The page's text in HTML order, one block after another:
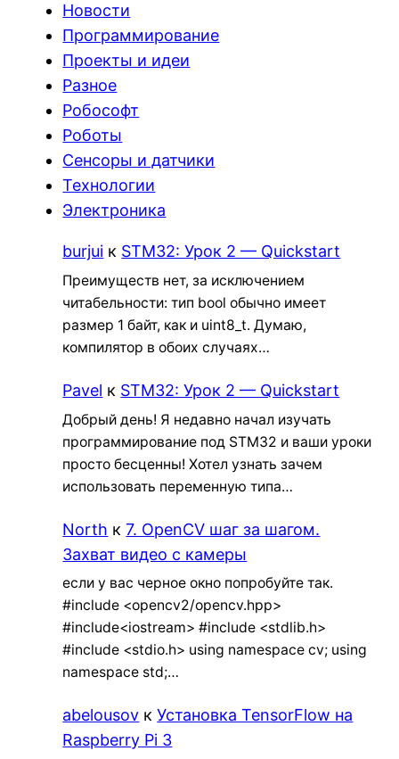
Новости
Программирование
Проекты и идеи
Разное
Робософт
Роботы
Сенсоры и датчики
Технологии
Электроника
burjui к STM32: Урок 2 — Quickstart
Преимуществ нет, за исключением
читабельности: тип bool обычно имеет
размер 1 байт, как и uint8_t. Думаю,
компилятор в обоих случаях…
Pavel к STM32: Урок 2 — Quickstart
Добрый день! Я недавно начал изучать
программирование под STM32 и ваши уроки
просто бесценны! Хотел узнать зачем
использовать переменную типа…
North к7. OpenCV шаг за шагом.
Захват видео с камеры
если у вас черное окно попробуйте так.
#include <opencv2/opencv.hpp>
#include<iostream> #include <stdlib.h>
#include <stdio.h> using namespace cv; using
namespace std;…
abelousov кУстановка TensorFlow на
Raspberry Pi 3